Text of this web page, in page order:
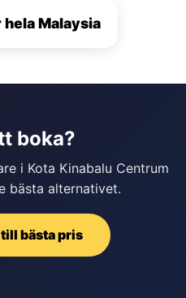
Malaysia
boka?
i Kota Kinabalu Centrum
bästa alternativet.
bästa pris